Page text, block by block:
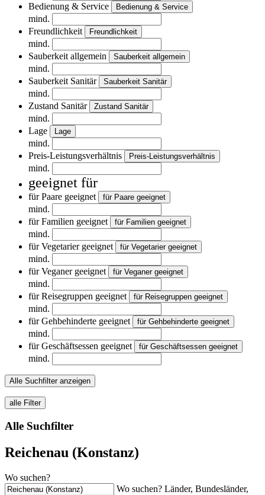
Bedienung & Service
Bedienung & Service
mind.
Freundlichkeit
Freundlichkeit
mind.
Sauberkeit allgemein
Sauberkeit allgemein
mind.
Sauberkeit Sanitär
Sauberkeit Sanitär
mind.
Zustand Sanitär
Zustand Sanitär
mind.
Lage
Lage
mind.
Preis-Leistungsverhältnis
Preis-Leistungsverhältnis
mind.
geeignet für
für Paare geeignet für Paare geeignet
mind.
für Familien geeignet
für Familien geeignet
mind.
für Vegetarier geeignet
für Vegetarier geeignet
mind.
für Veganer geeignet
für Veganer geeignet
mind.
für Reisegruppen geeignet
für Reisegruppen geeignet
mind.
für Gehbehinderte geeignet
für Gehbehinderte geeignet
mind.
für Geschäftsessen geeignet
für Geschäftsessen geeignet
mind.
Alle Suchfilter anzeigen
alle Filter
Alle Suchfilter
Reichenau (Konstanz)
Wo suchen?
Wo suchen? Länder, Bundesländer,